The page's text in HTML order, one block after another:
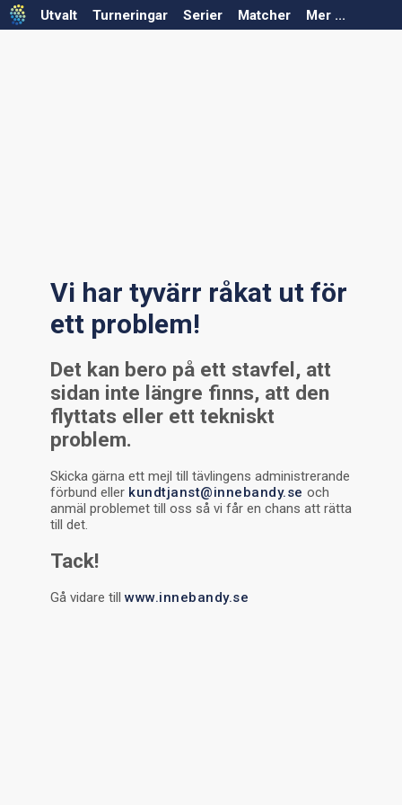
Utvalt Turneringar Serier Matcher Mer ...
Vi har tyvärr råkat ut för
ett problem!
Det kan bero på ett stavfel, att
sidan inte längre finns, att den
flyttats eller ett tekniskt
problem.
Skicka gärna ett mejl till tävlingens administrerande
förbund eller kundtjanst@innebandy.se och
anmäl problemet till oss så vi får en chans att rätta
till det.
Tack!
Gå vidare till www.innebandy.se